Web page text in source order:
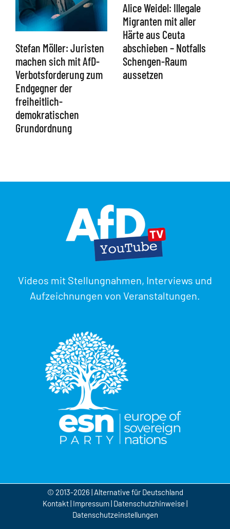
Stefan Möller: Juristen
machen sich mit AfD-
Verbotsforderung zum
Endgegner der
freiheitlich-
demokratischen
Grundordnung
Alice Weidel: Illegale
Migranten mit aller
Härte aus Ceuta
abschieben – Notfalls
Schengen-Raum
aussetzen
Videos mit Stellungnahmen, Interviews und
Aufzeichnungen von Veranstaltungen.
© 2013-2026 | Alternative für Deutschland
Kontakt| Impressum| Datenschutzhinweise |
Datenschutzeinstellungen